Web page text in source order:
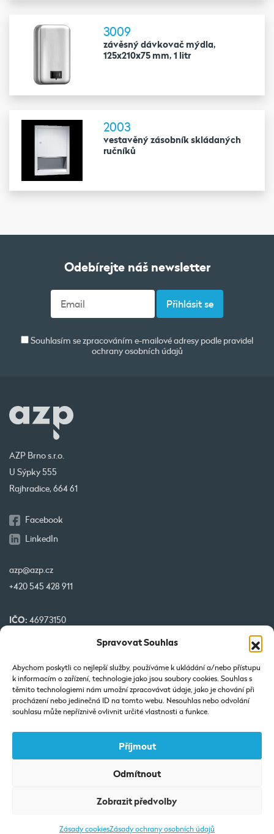
Spravovat Souhlas
Abychom poskytli co nejlepší služby, používáme k ukládání a/nebo přístupu
k informacím o zařízení, technologie jako jsou soubory cookies. Souhlas s
těmito technologiemi nám umožní zpracovávat údaje, jako je chování při
procházení nebo jedinečná ID na tomto webu. Nesouhlas nebo odvolání
souhlasu může nepříznivě ovlivnit určité vlastnosti a funkce.
Příjmout
Odmítnout
Zobrazit předvolby
Zásady cookiesZásady ochrany osobních údajů
3009
závěsný dávkovač mýdla,
125x210x75 mm, 1 litr
2003
vestavěný zásobník skládaných
ručníků
Odebírejte náš newsletter
Souhlasím se zpracováním e-mailové adresy podle pravidel
ochrany osobních údajů
AZP Brno s.r.o.
U Sýpky 555
Rajhradice, 664 61
Facebook
LinkedIn
azp@azp.cz
+420 545 428 911
IČO: 46973150
Naše projekty spolufinancované EU